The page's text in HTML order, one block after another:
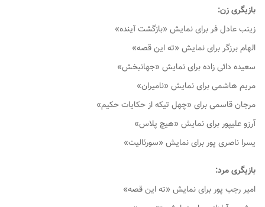
بازیگری زن:
زینب عادل فر برای نمایش «بازگشت آینده»
الهام برزگر برای نمایش «ته این قصه»
سعیده دائی زاده برای نمایش «جهانبخش»
مریم هاشمی برای نمایش «نامیران»
مرجان قاسمی برای «چهل تیکه از حکایات حکیم»
آرزو علیپور برای نمایش «هیچ پلاس»
یسرا ناصری پور برای نمایش «سورئالیت»
بازیگری مرد:
امیر رجب پور برای نمایش «ته این قصه»